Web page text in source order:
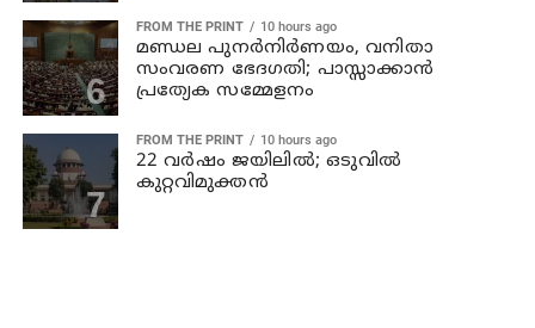
FROM THE PRINT 10 hours ago
മണ്ഡല പുനർനിർണയം, വനിതാ
സംവരണ ഭേദഗതി; പാസ്സാക്കാൻ
പ്രത്യേക സമ്മേളനം
FROM THE PRINT 10 hours ago
22 വർഷം ജയിലിൽ; ഒടുവിൽ
കുറ്റവിമുക്തൻ